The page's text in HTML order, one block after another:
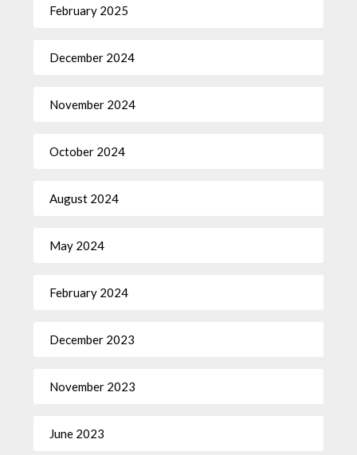
February 2025
December 2024
November 2024
October 2024
August 2024
May 2024
February 2024
December 2023
November 2023
June 2023